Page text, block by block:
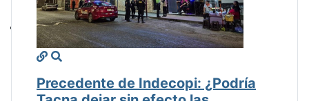
Precedente de Indecopi: ¿Podría